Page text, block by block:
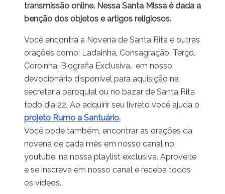
transmissão online. Nessa Santa Missa é dada a
benção dos objetos e artigos religiosos.
Você encontra a Novena de Santa Rita e outras
orações como: Ladainha, Consagração, Terço,
Coroinha, Biografia Exclusiva… em nosso
devocionário disponível para aquisição na
secretaria paroquial ou no bazar de Santa Rita
todo dia 22. Ao adquirir seu livreto você ajuda o
projeto Rumo a Santuário.
Você pode também, encontrar as orações da
novena de cada mês em nosso canal no
youtube, na nossa playlist exclusiva. Aproveite
e se inscreva em nosso canal e receba todos
os vídeos.